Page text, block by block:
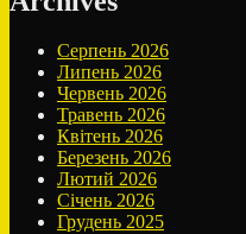
Серпень 2026
Липень 2026
Червень 2026
Травень 2026
Квітень 2026
Березень 2026
Лютий 2026
Січень 2026
Грудень 2025